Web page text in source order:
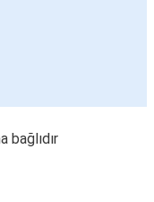
bağlıdır